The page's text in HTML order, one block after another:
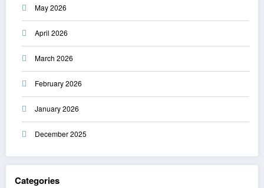
May 2026
April 2026
March 2026
February 2026
January 2026
December 2025
Categories